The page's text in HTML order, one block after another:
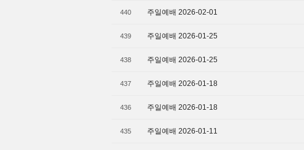
440 주일예배 2026-02-01
439 주일예배 2026-01-25
438 주일예배 2026-01-25
437 주일예배 2026-01-18
436 주일예배 2026-01-18
435 주일예배 2026-01-11